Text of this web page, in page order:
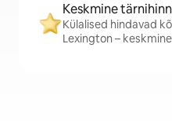
Keskmine
Külalised hindavad
Lexington –